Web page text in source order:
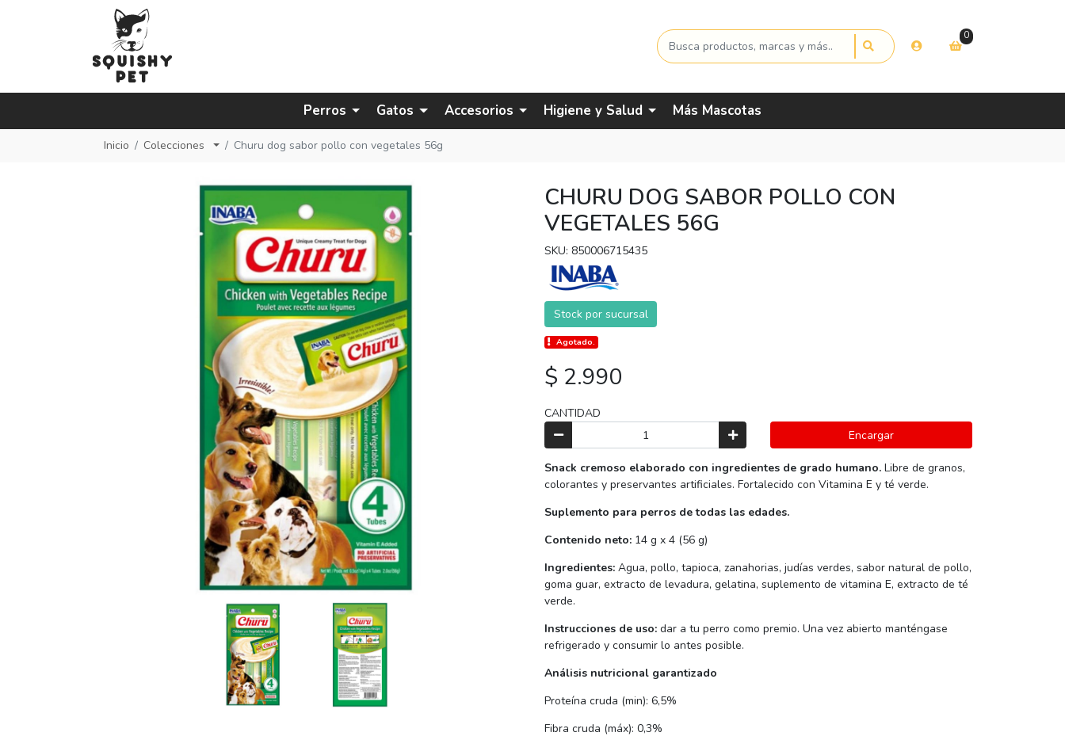
0
Perros Gatos Accesorios Higiene y Salud Más Mascotas
Inicio Colecciones Churu dog sabor pollo con vegetales 56g
CHURU DOG SABOR POLLO CON
VEGETALES 56G
SKU: 850006715435
Stock por sucursal
Agotado.
$ 2.990
CANTIDAD
Encargar
Snack cremoso elaborado con ingredientes de grado humano. Libre de granos,
colorantes y preservantes artificiales. Fortalecido con Vitamina E y té verde.
Suplemento para perros de todas las edades.
Contenido neto: 14 g x 4 (56 g)
Ingredientes: Agua, pollo, tapioca, zanahorias, judías verdes, sabor natural de pollo,
goma guar, extracto de levadura, gelatina, suplemento de vitamina E, extracto de té
verde.
Instrucciones de uso: dar a tu perro como premio. Una vez abierto manténgase
refrigerado y consumir lo antes posible.
Análisis nutricional garantizado
Proteína cruda (min): 6,5%
Fibra cruda (máx): 0,3%